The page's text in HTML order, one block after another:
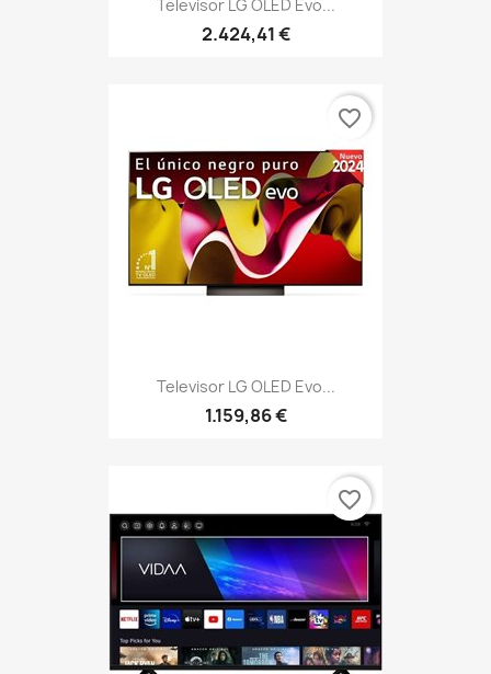
Televisor LG OLED Evo...
2.424,41 €
Televisor LG OLED Evo...
1.159,86 €
favorite_border
favorite_border